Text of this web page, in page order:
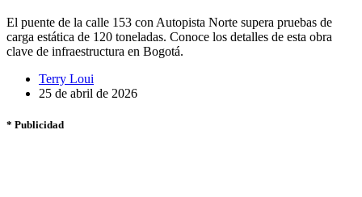
El puente de la calle 153 con Autopista Norte supera pruebas de
carga estática de 120 toneladas. Conoce los detalles de esta obra
clave de infraestructura en Bogotá.
Terry Loui
25 de abril de 2026
* Publicidad